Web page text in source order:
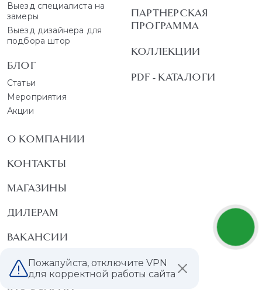
Выезд специалиста на
замеры
Выезд дизайнера для
подбора штор
БЛОГ
Статьи
Мероприятия
Акции
ПАРТНЕРСКАЯ
ПРОГРАММА
КОЛЛЕКЦИИ
PDF - КАТАЛОГИ
О КОМПАНИИ
КОНТАКТЫ
МАГАЗИНЫ
ДИЛЕРАМ
ВАКАНСИИ
ВОПРОС ОТВЕТ
ГЛОССАРИЙ
Пожалуйста, отключите VPN
для корректной работы сайта